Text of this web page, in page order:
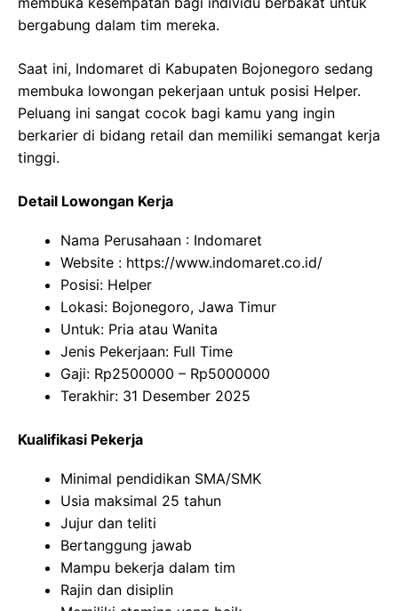
bergabung dalam tim mereka.
Saat ini, Indomaret di Kabupaten Bojonegoro sedang
membuka lowongan pekerjaan untuk posisi Helper.
Peluang ini sangat cocok bagi kamu yang ingin
berkarier di bidang retail dan memiliki semangat kerja
tinggi.
Detail Lowongan Kerja
Nama Perusahaan : Indomaret
Website : https://www.indomaret.co.id/
Posisi: Helper
Lokasi: Bojonegoro, Jawa Timur
Untuk: Pria atau Wanita
Jenis Pekerjaan: Full Time
Gaji: Rp2500000 – Rp5000000
Terakhir: 31 Desember 2025
Kualifikasi Pekerja
Minimal pendidikan SMA/SMK
Usia maksimal 25 tahun
Jujur dan teliti
Bertanggung jawab
Mampu bekerja dalam tim
Rajin dan disiplin